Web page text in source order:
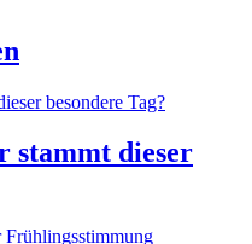
stammt dieser